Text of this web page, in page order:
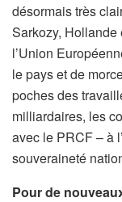
désormais très
Sarkozy, Hollande
l’Union
le pays et de
poches des
milliardaires, les
avec le PRCF – à
souveraineté
Pour de